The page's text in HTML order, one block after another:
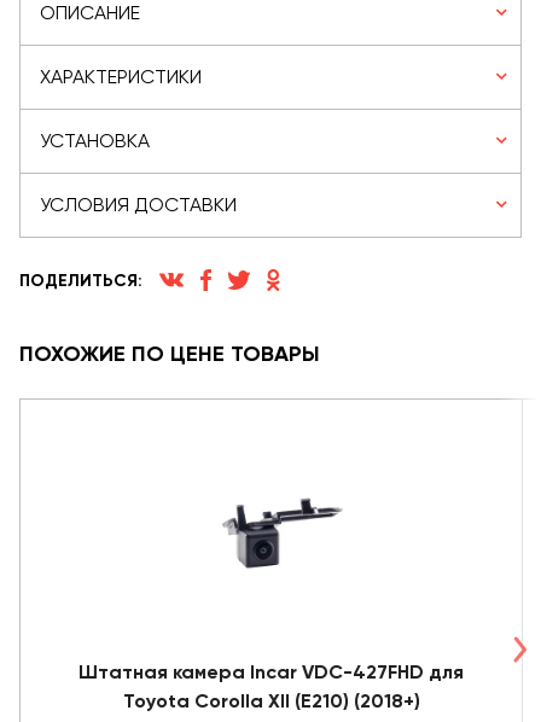
ОПИСАНИЕ
ХАРАКТЕРИСТИКИ
УСТАНОВКА
УСЛОВИЯ ДОСТАВКИ
ПОДЕЛИТЬСЯ:
ПОХОЖИЕ ПО ЦЕНЕ ТОВАРЫ
Штатная камера Incar VDC-427FHD для
Toyota Corolla XII (E210) (2018+)